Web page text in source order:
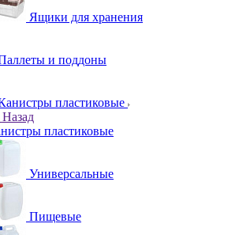
Ящики для хранения
и поддоны
пластиковые
Назад
пластиковые
Универсальные
Пищевые